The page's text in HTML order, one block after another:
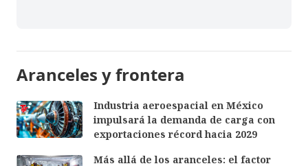
Aranceles y frontera
Industria aeroespacial en México
impulsará la demanda de carga con
exportaciones récord hacia 2029
Más allá de los aranceles: el factor